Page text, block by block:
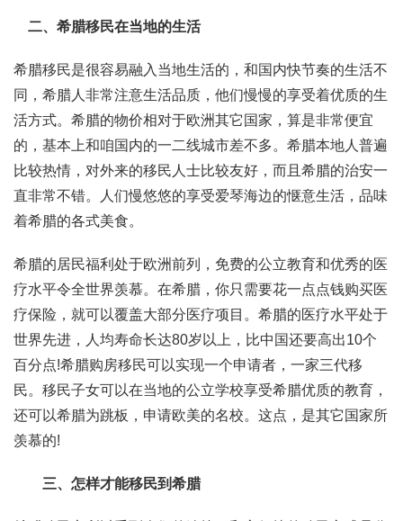
二、希腊移民在当地的生活
希腊移民是很容易融入当地生活的，和国内快节奏的生活不
同，希腊人非常注意生活品质，他们慢慢的享受着优质的生
活方式。希腊的物价相对于欧洲其它国家，算是非常便宜
的，基本上和咱国内的一二线城市差不多。希腊本地人普遍
比较热情，对外来的移民人士比较友好，而且希腊的治安一
直非常不错。人们慢悠悠的享受爱琴海边的惬意生活，品味
着希腊的各式美食。
希腊的居民福利处于欧洲前列，免费的公立教育和优秀的医
疗水平令全世界羡慕。在希腊，你只需要花一点点钱购买医
疗保险，就可以覆盖大部分医疗项目。希腊的医疗水平处于
世界先进，人均寿命长达80岁以上，比中国还要高出10个
百分点!希腊购房移民可以实现一个申请者，一家三代移
民。移民子女可以在当地的公立学校享受希腊优质的教育，
还可以希腊为跳板，申请欧美的名校。这点，是其它国家所
羡慕的!
三、怎样才能移民到希腊